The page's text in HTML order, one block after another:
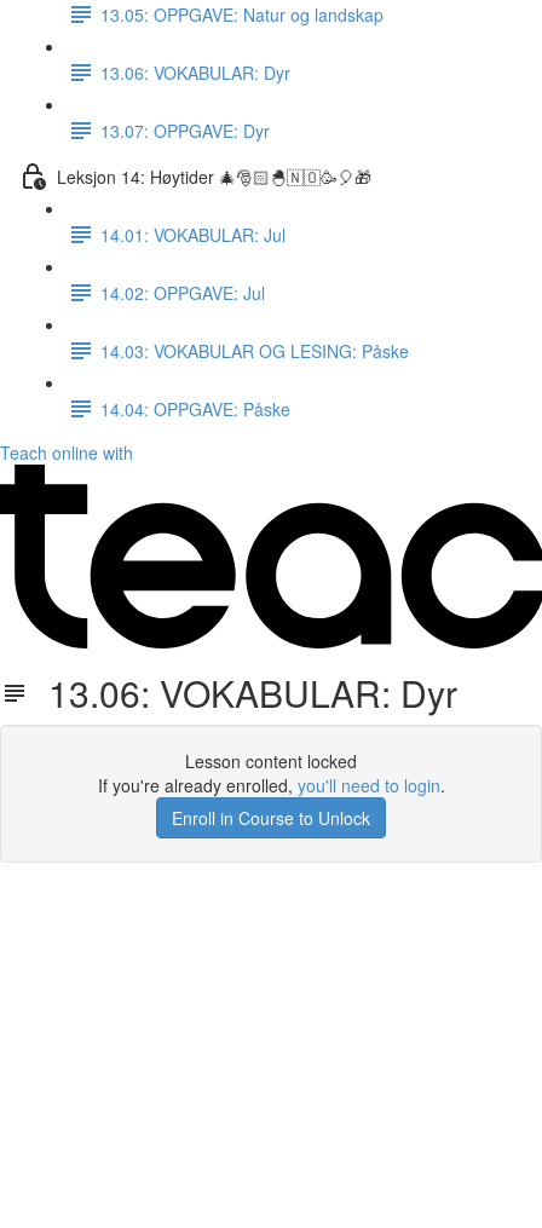
13.05: OPPGAVE: Natur og landskap
13.06: VOKABULAR: Dyr
13.07: OPPGAVE: Dyr
Leksjon 14: Høytider 🎄🎅🏻🐣🇳🇴🥳🎈🎁
14.01: VOKABULAR: Jul
14.02: OPPGAVE: Jul
14.03: VOKABULAR OG LESING: Påske
14.04: OPPGAVE: Påske
Teach online with
13.06: VOKABULAR: Dyr
Lesson content locked
If you're already enrolled, you'll need to login.
Enroll in Course to Unlock